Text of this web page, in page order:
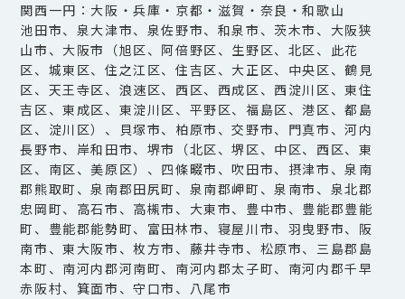
関西一円：大阪・兵庫・京都・滋賀・奈良・和歌山
池田市、泉大津市、泉佐野市、和泉市、茨木市、大阪狭
山市、大阪市（旭区、阿倍野区、生野区、北区、此花
区、城東区、住之江区、住吉区、大正区、中央区、鶴見
区、天王寺区、浪速区、西区、西成区、西淀川区、東住
吉区、東成区、東淀川区、平野区、福島区、港区、都島
区、淀川区）、貝塚市、柏原市、交野市、門真市、河内
長野市、岸和田市、堺市（北区、堺区、中区、西区、東
区、南区、美原区）、四條畷市、吹田市、摂津市、泉南
郡熊取町、泉南郡田尻町、泉南郡岬町、泉南市、泉北郡
忠岡町、高石市、高槻市、大東市、豊中市、豊能郡豊能
町、豊能郡能勢町、富田林市、寝屋川市、羽曳野市、阪
南市、東大阪市、枚方市、藤井寺市、松原市、三島郡島
本町、南河内郡河南町、南河内郡太子町、南河内郡千早
赤阪村、箕面市、守口市、八尾市